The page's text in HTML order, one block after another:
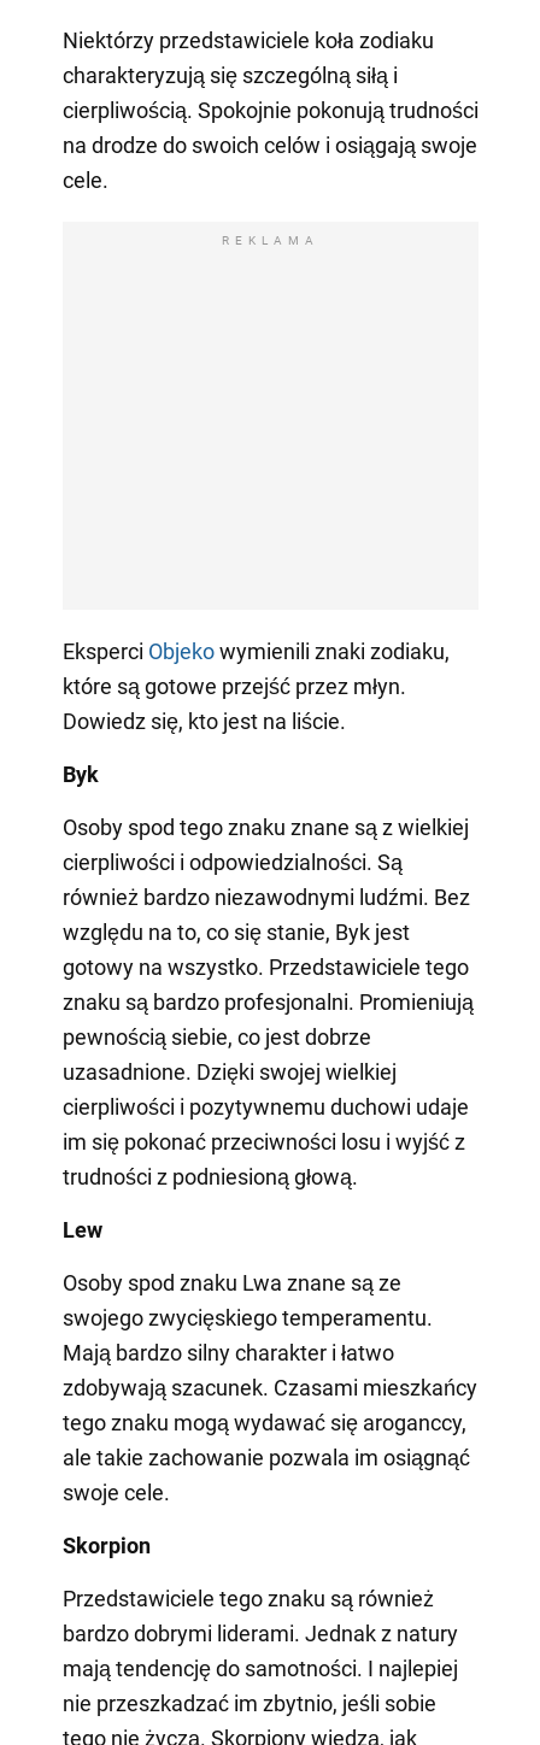
Niektórzy przedstawiciele koła zodiaku
charakteryzują się szczególną siłą i
cierpliwością. Spokojnie pokonują trudności
na drodze do swoich celów i osiągają swoje
cele.
REKLAMA
Eksperci Objekowymienili znaki zodiaku,
które są gotowe przejść przez młyn.
Dowiedz się, kto jest na liście.
Byk
Osoby spod tego znaku znane są z wielkiej
cierpliwości i odpowiedzialności. Są
również bardzo niezawodnymi ludźmi. Bez
względu na to, co się stanie, Byk jest
gotowy na wszystko. Przedstawiciele tego
znaku są bardzo profesjonalni. Promieniują
pewnością siebie, co jest dobrze
uzasadnione. Dzięki swojej wielkiej
cierpliwości i pozytywnemu duchowi udaje
im się pokonać przeciwności losu i wyjść z
trudności z podniesioną głową.
Lew
Osoby spod znaku Lwa znane są ze
swojego zwycięskiego temperamentu.
Mają bardzo silny charakter i łatwo
zdobywają szacunek. Czasami mieszkańcy
tego znaku mogą wydawać się aroganccy,
ale takie zachowanie pozwala im osiągnąć
swoje cele.
Skorpion
Przedstawiciele tego znaku są również
bardzo dobrymi liderami. Jednak z natury
mają tendencję do samotności. I najlepiej
nie przeszkadzać im zbytnio, jeśli sobie
tego nie życzą. Skorpiony wiedzą, jak